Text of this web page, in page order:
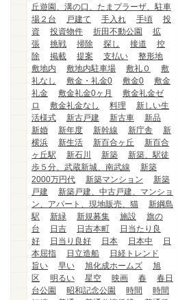
丘遊園、溝の口、たまプラーザ、駐車
場２台
戸建て 手入れ 手頃
投
資
投資物件 折田不動公園
拡
張
挑戦 掃除 探し 接道
控
除
掲載 提案 支払い
整形地
敷地内
敷地内駐車場 敷礼０
敷
礼なし
敷金・礼金0 敷金0
敷金
礼金
敷金礼金0ヶ月
敷金礼金ゼ
ロ
敷金礼金なし 料理
新しい生
活様式
新古戸建 新古車
新品
新婚
新年度 新幹線 新庁舎
新
横浜
新生活 新百合ヶ丘
新百合
ヶ丘駅
新石川 新築
新築、駅徒
歩５分、武蔵新城、南武線
新築
2000万円代
新築マンション
新築
戸建
新築戸建、中古戸建、マンショ
ン、アパート、現地販売、猫
新綱島
駅
新緑 新規募集 施設
旗の
台
日吉 日吉本町
日当たり良
好
日当り良好 日本 日本中
日
本屈指
日立造船
日経トレンド
旨い
早い 旭化成ホームズ
旭
区
明るい 星空 映画 春
春日
台公園
昭和記念公園 時間
時間